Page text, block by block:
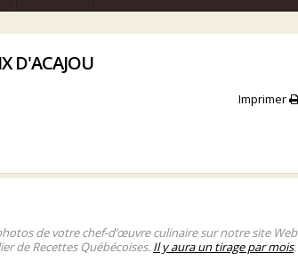
D'ACAJOU
Imprimer
de votre chef-d’œuvre culinaire sur notre site Web
de Recettes Québécoises. Il y aura un tirage par mois.